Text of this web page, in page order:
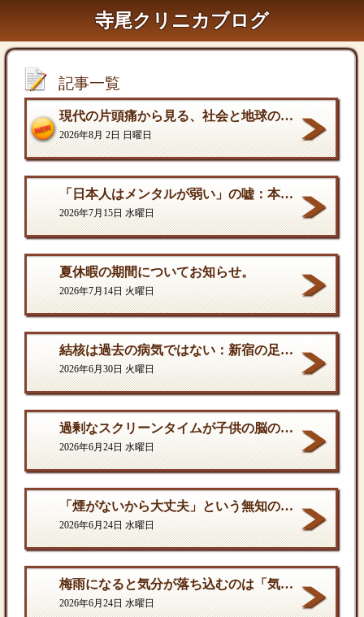
寺尾クリニカブログ
記事一覧
現代の片頭痛から見る、社会と地球の構造的課題
2026年8月 2日 日曜日
「日本人はメンタルが弱い」の嘘：本当の弱さと、自分を守る「成熟した強さ
2026年7月15日 水曜日
夏休暇の期間についてお知らせ。
2026年7月14日 火曜日
結核は過去の病気ではない：新宿の足元に潜む歪んだ現実
2026年6月30日 火曜日
過剰なスクリーンタイムが子供の脳の発達を停滞させる。
2026年6月24日 水曜日
「煙がないから大丈夫」という無知の罪。となりに一人生息するだけで、そこは危険地帯である
2026年6月24日 水曜日
梅雨になると気分が落ち込むのは「気のせい」ではない
2026年6月24日 水曜日